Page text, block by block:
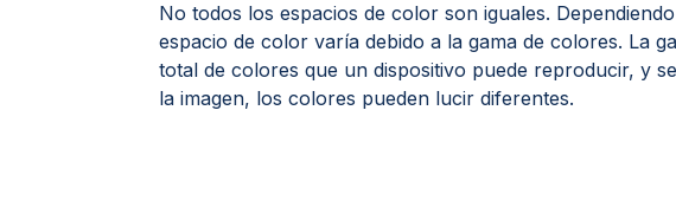
No todos los espacios de color son iguales.
espacio de color varía debido a la gama de colores. La
total de colores que un dispositivo puede reproducir, y
la imagen, los colores pueden lucir diferentes.